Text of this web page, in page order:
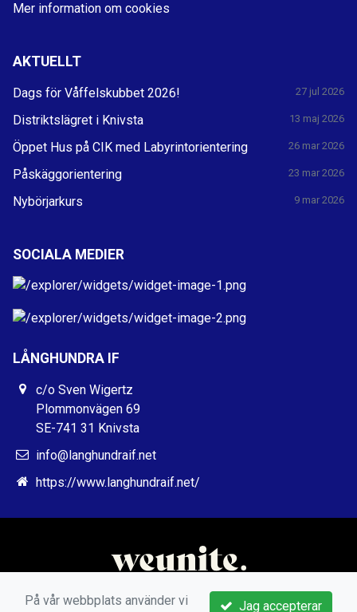
Mer information om cookies
AKTUELLT
Dags för Våffelskubbet 2026! 27 jul 2026
Distriktslägret i Knivsta 13 maj 2026
Öppet Hus på CIK med Labyrintorientering 26 mar 2026
Påskäggorientering 23 mar 2026
Nybörjarkurs 9 mar 2026
SOCIALA MEDIER
LÅNGHUNDRA IF
c/o Sven Wigertz
Plommonvägen 69
SE-741 31 Knivsta
info@langhundraif.net
https://www.langhundraif.net/
Jag accepterar
På vår webbplats använder vi